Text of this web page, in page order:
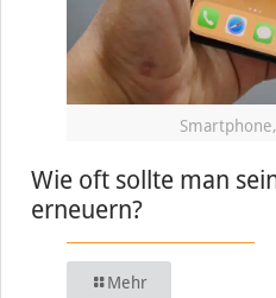
Wie oft sollte man
erneuern?
Mehr